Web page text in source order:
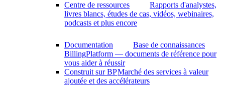
Centre de ressources
Rapports d'analystes,
livres blancs, études de cas, vidéos, webinaires,
podcasts et plus encore
Documentation
Base de connaissances
BillingPlatform — documents de référence pour
vous aider à réussir
Construit sur BPMarché des services à valeur
ajoutée et des accélérateurs